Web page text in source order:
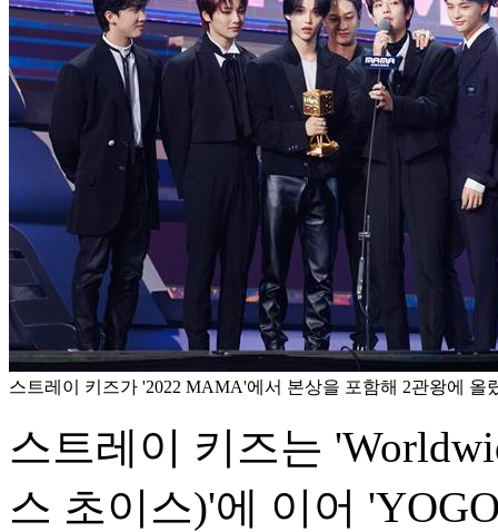
스트레이 키즈가 '2022 MAMA'에서 본상을 포함해 2관왕에 올
스트레이 키즈는
스 초이스)'에 이어